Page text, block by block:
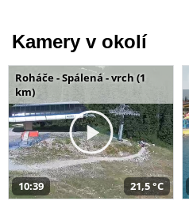
Kamery v okolí
Roháče - Spálená - vrch (1
km)
10:39 21,5 °C